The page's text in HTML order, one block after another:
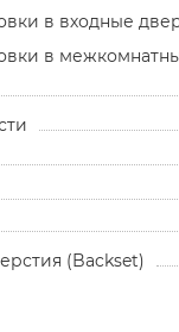
в входные
в
(Backset)